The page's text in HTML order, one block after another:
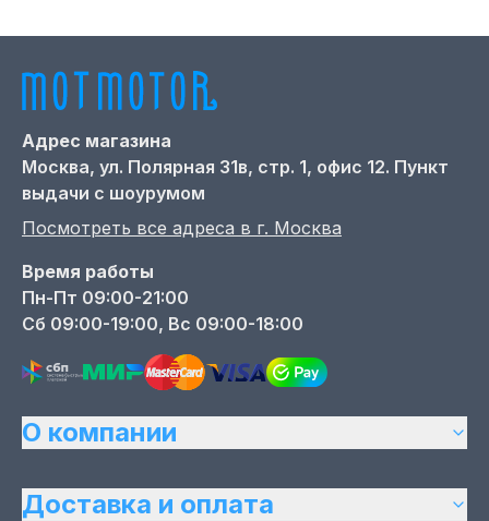
Адрес магазина
Москва, ул. Полярная 31в, стр. 1, офис 12. Пункт
выдачи с шоурумом
Посмотреть все адреса в г. Москва
Время работы
Пн-Пт 09:00-21:00
Сб 09:00-19:00, Вс 09:00-18:00
О компании
Доставка и оплата